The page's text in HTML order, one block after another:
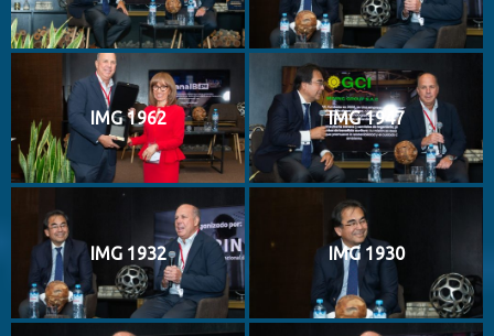
IMG 1962 IMG 1947
IMG 1932 IMG 1930